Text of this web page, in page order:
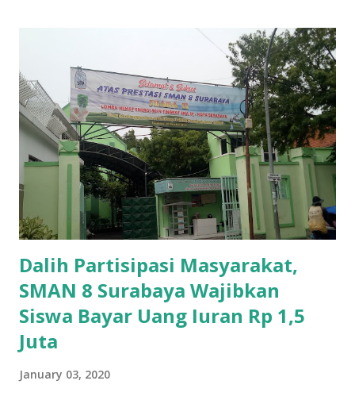
Dalih Partisipasi Masyarakat,
SMAN 8 Surabaya Wajibkan
Siswa Bayar Uang Iuran Rp 1,5
Juta
January 03, 2020